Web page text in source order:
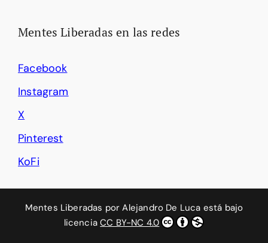
Mentes Liberadas en las redes
Facebook
Instagram
X
Pinterest
KoFi
Mentes Liberadas porAlejandro De Luca está bajo
licenciaCC BY-NC 4.0